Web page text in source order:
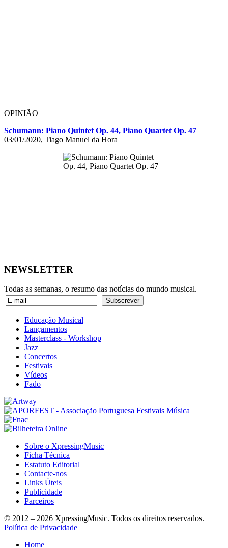
OPINIÃO
Schumann: Piano Quintet Op. 44, Piano Quartet Op. 47
03/01/2020, Tiago Manuel da Hora
NEWSLETTER
Todas as semanas, o resumo das notícias do mundo musical.
Educação Musical
Lançamentos
Masterclass - Workshop
Jazz
Concertos
Festivais
Vídeos
Fado
Sobre o XpressingMusic
Ficha Técnica
Estatuto Editorial
Contacte-nos
Links Úteis
Publicidade
Parceiros
© 2012 – 2026 XpressingMusic. Todos os direitos reservados. |
Política de Privacidade
Home